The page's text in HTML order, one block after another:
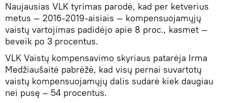
Naujausias VLK tyrimas parodė, kad per ketverius
metus — 2016-2019-aisiais — kompensuojamųjų
vaistų vartojimas padidėjo apie 8 proc., kasmet —
beveik po 3 procentus.
VLK Vaistų kompensavimo skyriaus patarėja Irma
Medžiaušaitė pabrėžė, kad visų pernai suvartotų
vaistų kompensuojamųjų dalis sudarė kiek daugiau
nei pusę – 54 procentus.